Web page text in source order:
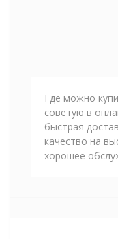
Где можно
советую в
быстрая
качество на
хорошее